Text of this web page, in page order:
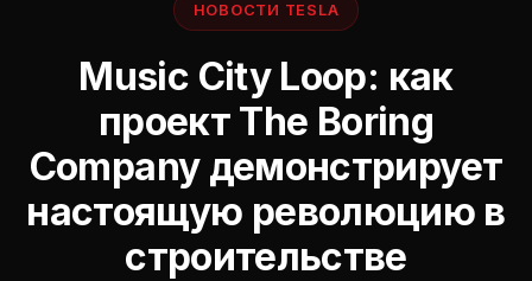
НОВОСТИ TESLA
Music City Loop: как
проект The Boring
Company демонстрирует
настоящую революцию в
строительстве